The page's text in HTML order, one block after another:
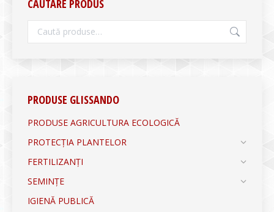
CĂUTARE PRODUS
PRODUSE GLISSANDO
PRODUSE AGRICULTURA ECOLOGICĂ
PROTECȚIA PLANTELOR
FERTILIZANȚI
SEMINȚE
IGIENĂ PUBLICĂ